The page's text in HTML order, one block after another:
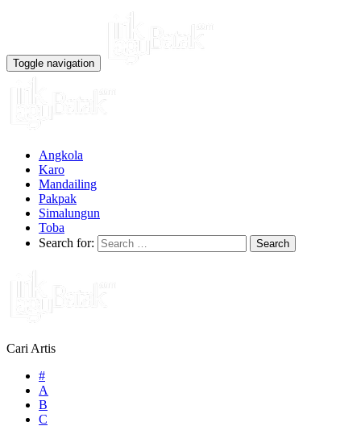
Toggle navigation
Angkola
Karo
Mandailing
Pakpak
Simalungun
Toba
Search for:
Cari Artis
#
A
B
C